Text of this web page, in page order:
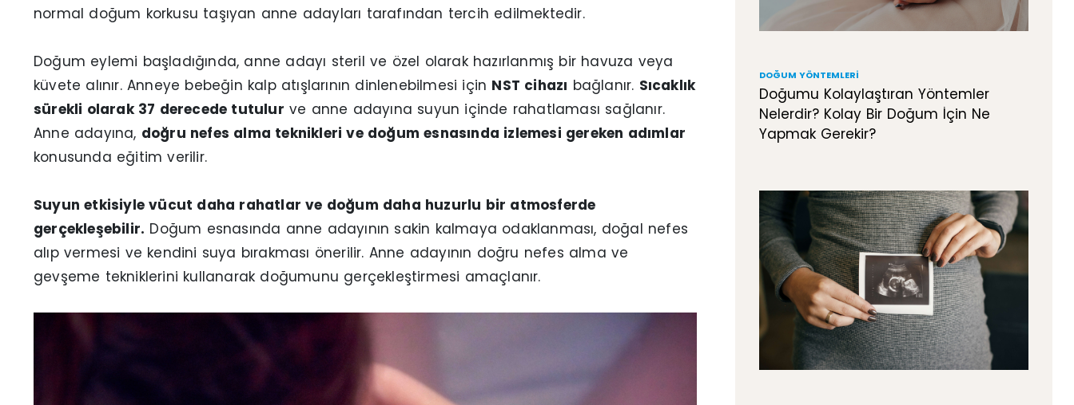
normal doğum korkusu taşıyan anne adayları tarafından tercih edilmektedir.
Doğum eylemi başladığında, anne adayı steril ve özel olarak hazırlanmış bir havuza veya
küvete alınır. Anneye bebeğin kalp atışlarının dinlenebilmesi için NST cihazı bağlanır. Sıcaklık
sürekli olarak 37 derecede tutulur ve anne adayına suyun içinde rahatlaması sağlanır.
Anne adayına, doğru nefes alma teknikleri ve doğum esnasında izlemesi gereken adımlar
konusunda eğitim verilir.
Suyun etkisiyle vücut daha rahatlar ve doğum daha huzurlu bir atmosferde
gerçekleşebilir. Doğum esnasında anne adayının sakin kalmaya odaklanması, doğal nefes
alıp vermesi ve kendini suya bırakması önerilir. Anne adayının doğru nefes alma ve
gevşeme tekniklerini kullanarak doğumunu gerçekleştirmesi amaçlanır.
DOĞUM YÖNTEMLERI
Doğumu Kolaylaştıran Yöntemler
Nelerdir? Kolay Bir Doğum İçin Ne
Yapmak Gerekir?